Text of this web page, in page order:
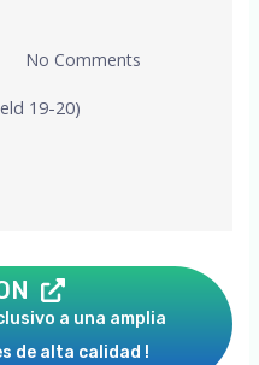
No Comments
19-20)
a una amplia
de alta calidad !